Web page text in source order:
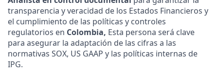
transparencia y veracidad de los Estados Financieros y
el cumplimiento de las políticas y controles
regulatorios en Colombia, Esta persona será clave
para asegurar la adaptación de las cifras a las
normativas SOX, US GAAP y las políticas internas de
IPG.